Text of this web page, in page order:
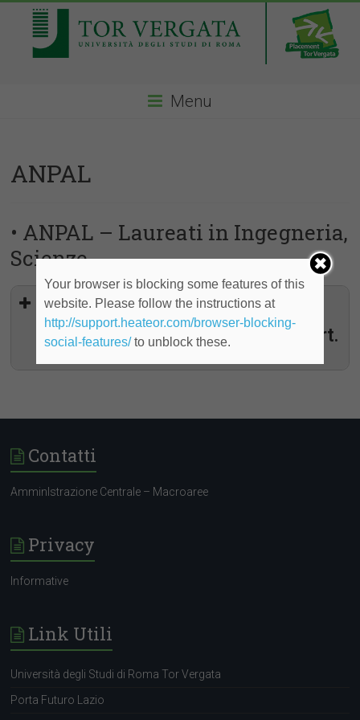
Menu
ANPAL
• ANPAL – Laureati in Ingegneria,
Scienze
Concorso per tirocini finalizzati
all'assunzione di 9 funzionari
appartenenti a categorie protette art.
11 legge n. 68/1999
Contatti
AmminIstrazione Centrale – Macroaree
Privacy
Informative
Link Utili
Università degli Studi di Roma Tor Vergata
Porta Futuro Lazio
Your browser is blocking some features of this
website. Please follow the instructions at
http://support.heateor.com/browser-blocking-
social-features/to unblock these.